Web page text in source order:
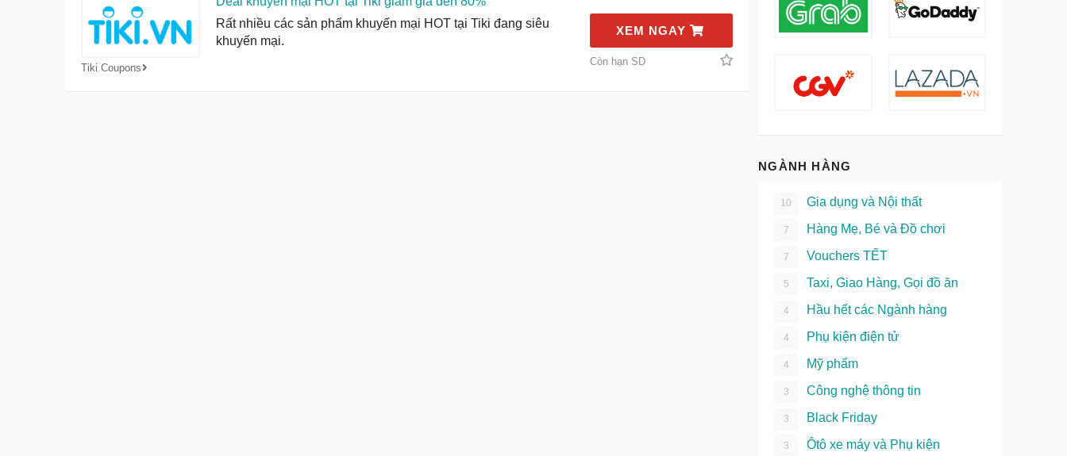
Tiki Coupons
Rất nhiều các sản phẩm khuyến mại HOT tại Tiki đang siêu
khuyến mại.
XEM NGAY
Còn hạn SD
NGÀNH HÀNG
10 Gia dụng và Nội thất
7 Hàng Mẹ, Bé và Đồ chơi
7 Vouchers TẾT
5 Taxi, Giao Hàng, Gọi đồ ăn
4 Hầu hết các Ngành hàng
4 Phụ kiện điện tử
4 Mỹ phẩm
3 Công nghệ thông tin
3 Black Friday
3 Ôtô xe máy và Phụ kiện